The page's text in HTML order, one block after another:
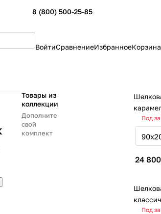
8 (800) 500-25-85
ВойтиСравнениеИзбранноеКорзина
Товары из
коллекции
Дополните
свой
комплект
Под
24
Под